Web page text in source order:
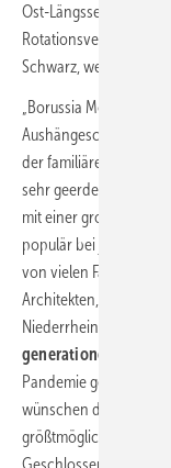
Ost-Längsseite des
Rotationsverfahren
Schwarz, weiß und
„Borussia
Aushängeschild des
der familiäre Werte
sehr geerdet ist. Die
mit einer großen
populär bei jüngeren
von vielen
Architekten, dass sie
Niederrhein
Pandemie gebremst.
wünschen dem Club
größtmöglichen Erfolg.
Geschlossenheit, dazu